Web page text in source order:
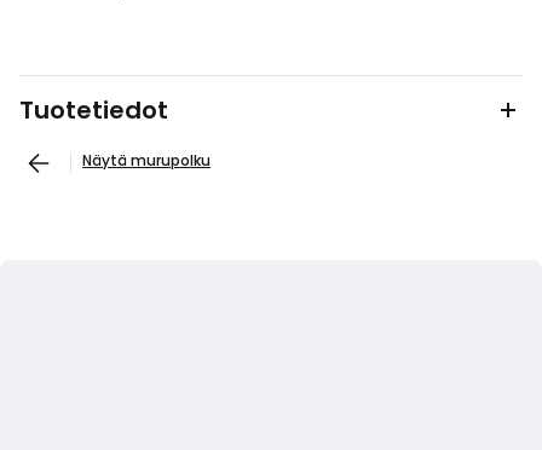
Tuotetiedot
Näytä murupolku